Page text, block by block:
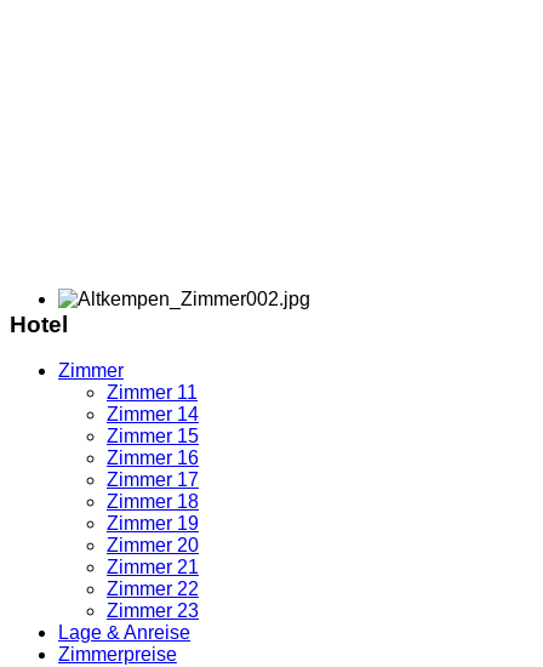
Hotel
Zimmer
Zimmer 11
Zimmer 14
Zimmer 15
Zimmer 16
Zimmer 17
Zimmer 18
Zimmer 19
Zimmer 20
Zimmer 21
Zimmer 22
Zimmer 23
Lage & Anreise
Zimmerpreise